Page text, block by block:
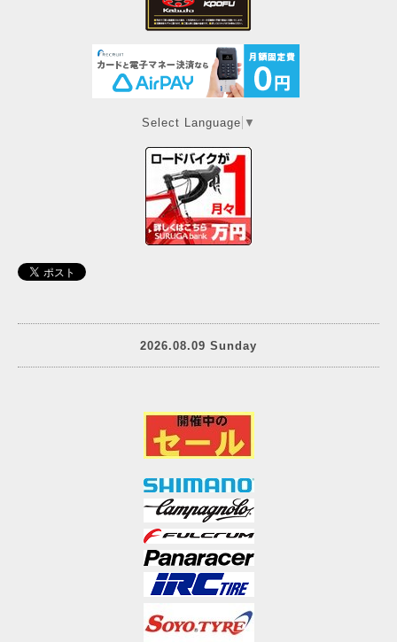
Select Language ▼
2026.08.09 Sunday